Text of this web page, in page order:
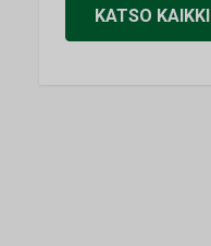
KATSO KAIKKI